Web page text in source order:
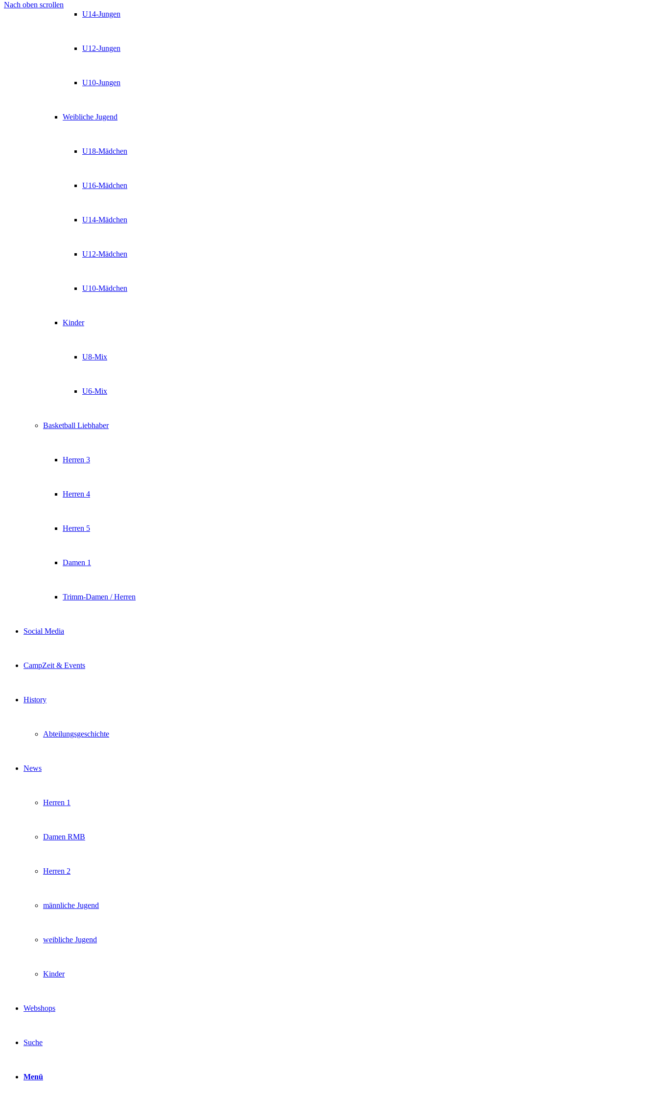
U14-Jungen
U12-Jungen
U10-Jungen
Weibliche Jugend
U18-Mädchen
U16-Mädchen
U14-Mädchen
U12-Mädchen
U10-Mädchen
Kinder
U8-Mix
U6-Mix
Basketball Liebhaber
Herren 3
Herren 4
Herren 5
Damen 1
Trimm-Damen / Herren
Social Media
CampZeit & Events
History
Abteilungsgeschichte
News
Herren 1
Damen RMB
Herren 2
männliche Jugend
weibliche Jugend
Kinder
Webshops
Suche
Menü
Nach oben scrollen